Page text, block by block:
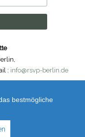
: info@rsvp-berlin.de
10 Farbstifte + 1 schwarzer
bestmögliche